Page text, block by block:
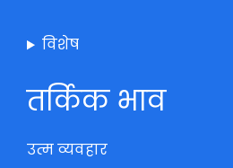
विशेष
तर्किक भाव
उत्म व्यवहार